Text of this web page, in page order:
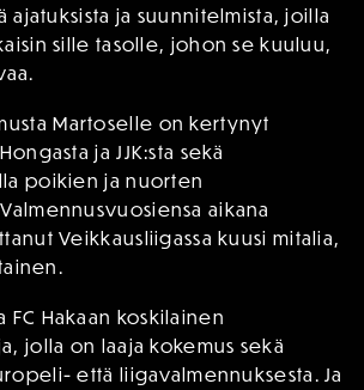
ajatuksista ja suunnitelmista, joilla
sille tasolle, johon se kuuluu,
Martoselle on kertynyt
ja JJK:sta sekä
poikien ja nuorten
aikana
Veikkausliigassa kuusi mitalia,
FC Hakaan koskilainen
jolla on laaja kokemus sekä
että liigavalmennuksesta. Ja